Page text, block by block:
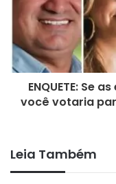
ENQUETE: Se
você votaria
Leia Também